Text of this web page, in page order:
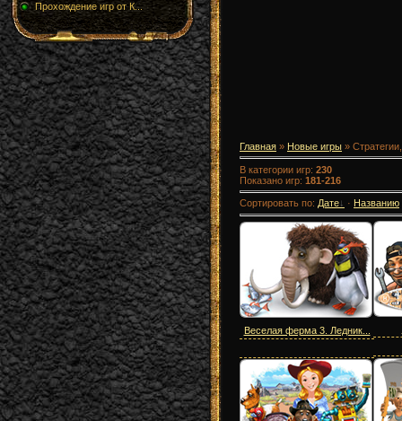
Прохождение игр от К...
Главная » Новые игры »
В категории игр: 230
Показано игр: 181-216
Сортировать по: Дате · Названию
Веселая ферма 3. Ледник...